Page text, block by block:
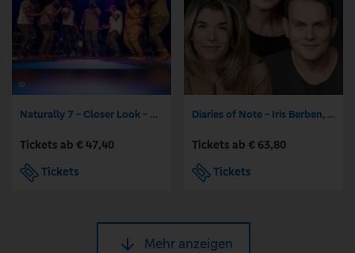
Naturally 7 - Closer Look - 25 Years of Naturally 7
Tickets ab € 47,40
Tickets
Diaries of Note - Iris Berben, Anke Engelke, Devid Striesow
Tickets ab € 63,80
Tickets
Mehr anzeigen